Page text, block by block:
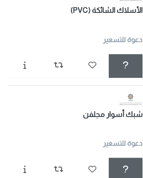
الأسلاك الشائكة (PVC)
دعوة للتسعير
شبك أسوار مجلفن
دعوة للتسعير